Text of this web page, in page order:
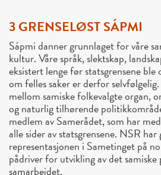
3 GRENSELØST SÁPMI
Sápmi danner grunnlaget for våre
kultur. Våre språk, slektskap,
eksistert lenge før statsgrensene
om felles saker er derfor
mellom samiske folkevalgte organ,
og naturlig tilhørende
medlem av Samerådet, som har
alle sider av statsgrensene. NSR
representasjonen i Sametinget på
pådriver for utvikling av det
samarbeidet.